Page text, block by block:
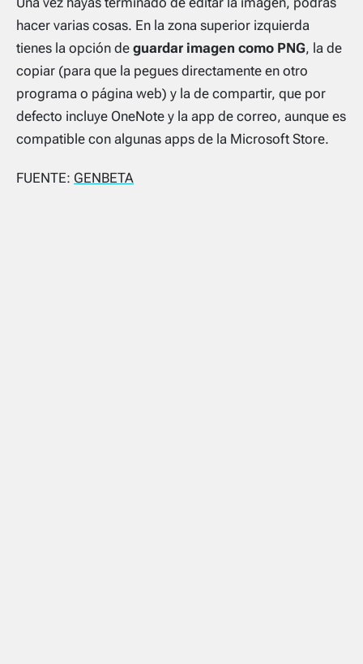
hacer varias cosas. En la zona superior izquierda
tienes la opción de guardar imagen como PNG, la de
copiar (para que la pegues directamente en otro
programa o página web) y la de compartir, que por
defecto incluye OneNote y la app de correo, aunque es
compatible con algunas apps de la Microsoft Store.
FUENTE: GENBETA